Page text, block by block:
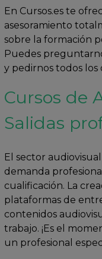
En Cursos.es te
asesoramiento
sobre la formación
Puedes
y pedirnos todos los
Cursos de
Salidas
El sector
demanda
cualificación. La
plataformas de
contenidos
trabajo. ¡Es el
un profesional